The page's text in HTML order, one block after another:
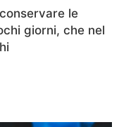
le
giorni, che nel